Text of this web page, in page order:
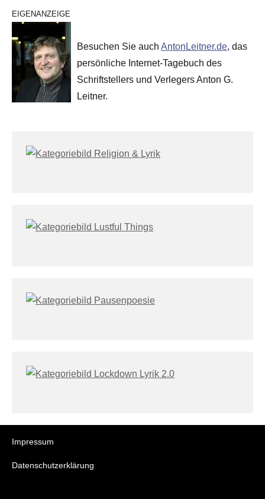
EIGENANZEIGE
Besuchen Sie auch AntonLeitner.de, das
persönliche Internet-Tagebuch des
Schriftstellers und Verlegers Anton G.
Leitner.
Impressum
Datenschutzerklärung